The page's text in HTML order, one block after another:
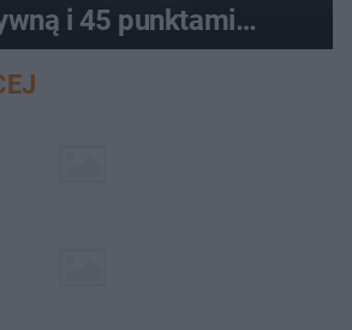
i 45 punktami